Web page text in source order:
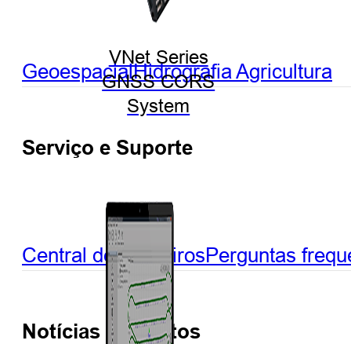
VNet Series
GNSS CORS
System
GeoespacialHidrografiaAgricultura
Serviço e Suporte
Central de ParceirosPerguntas
Notícias e Eventos